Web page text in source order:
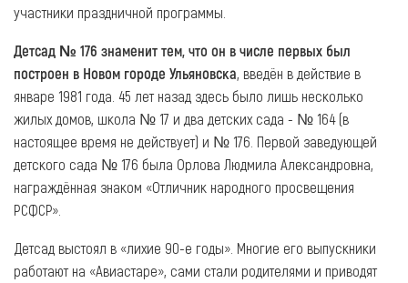
участники праздничной программы.
Детсад № 176 знаменит тем, что он в числе первых был
построен в Новом городе Ульяновска, введён в действие в
январе 1981 года. 45 лет назад здесь было лишь несколько
жилых домов, школа № 17 и два детских сада - № 164 (в
настоящее время не действует) и № 176. Первой заведующей
детского сада № 176 была Орлова Людмила Александровна,
награждённая знаком «Отличник народного просвещения
РСФСР».
Детсад выстоял в «лихие 90-е годы». Многие его выпускники
работают на «Авиастаре», сами стали родителями и приводят